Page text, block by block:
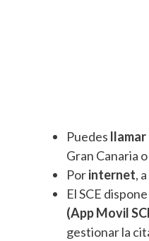
Puedes llamar
Gran Canaria
Porinternet,
El SCE
(App Movil
gestionar la